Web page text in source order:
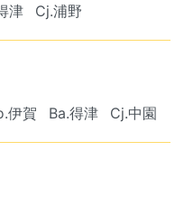
津 Cj.浦野
伊賀 Ba.得津 Cj.中園